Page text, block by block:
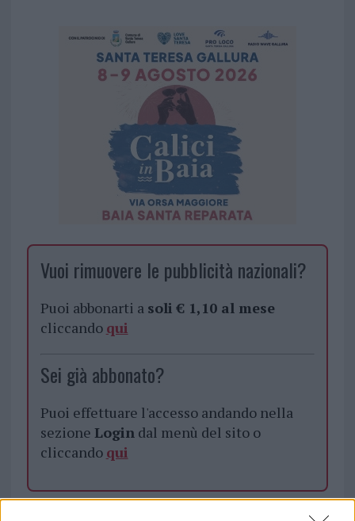
Vuoi rimuovere le pubblicità nazionali?
Puoi abbonarti a soli € 1,10 al mese
cliccando qui
Sei già abbonato?
Puoi effettuare l'accesso andando nella
sezione Logindal menù del sito o
cliccando qui